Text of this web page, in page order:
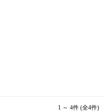
1 ～ 4件 (全4件)